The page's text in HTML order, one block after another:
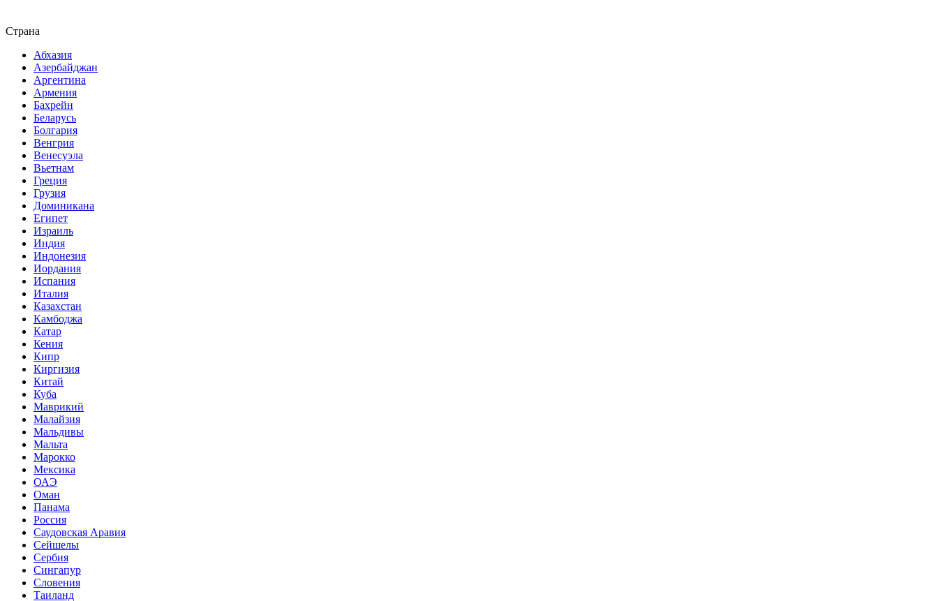
Страна
Абхазия
Азербайджан
Аргентина
Армения
Бахрейн
Беларусь
Болгария
Венгрия
Венесуэла
Вьетнам
Греция
Грузия
Доминикана
Египет
Израиль
Индия
Индонезия
Иордания
Испания
Италия
Казахстан
Камбоджа
Катар
Кения
Кипр
Киргизия
Китай
Куба
Маврикий
Малайзия
Мальдивы
Мальта
Марокко
Мексика
ОАЭ
Оман
Панама
Россия
Саудовская Аравия
Сейшелы
Сербия
Сингапур
Словения
Таиланд